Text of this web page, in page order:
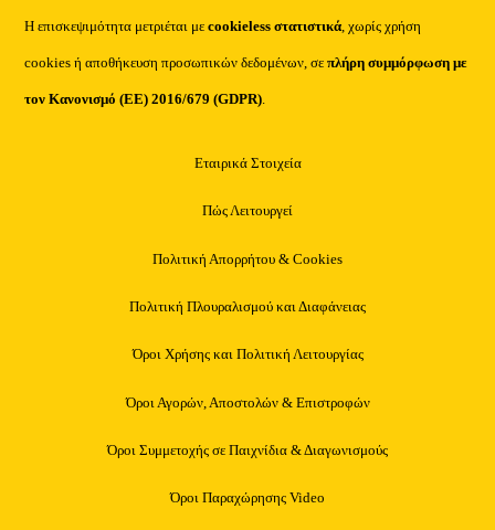
Η επισκεψιμότητα μετριέται μεcookieless στατιστικά, χωρίς χρήση
cookies ή αποθήκευση προσωπικών δεδομένων, σεπλήρη συμμόρφωση με
τον Κανονισμό (ΕΕ) 2016/679 (GDPR).
Εταιρικά Στοιχεία
Πώς Λειτουργεί
Πολιτική Απορρήτου & Cookies
Πολιτική Πλουραλισμού και Διαφάνειας
Όροι Χρήσης και Πολιτική Λειτουργίας
Όροι Αγορών, Αποστολών & Επιστροφών
Όροι Συμμετοχής σε Παιχνίδια & Διαγωνισμούς
Όροι Παραχώρησης Video